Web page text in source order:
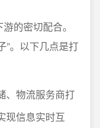
的密切配合。
”。以下几点是打
、物流服务商打
现信息实时互